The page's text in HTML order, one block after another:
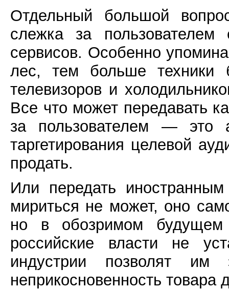
Отдельный большой
слежка за
сервисов. Особенно
лес, тем больше техники
телевизоров и
Все что может передавать
за пользователем — это
таргетирования целевой
продать.
Или передать
мириться не может, оно
но в обозримом будущем
российские власти не
индустрии позволят
неприкосновенность товара